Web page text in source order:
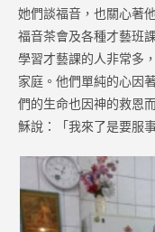
她們談福音，也關心著
福音茶會及各種才藝班
學習才藝課的人非常多
家庭。他們單純的心因
們的生命也因神的救恩
穌說：「我來了是要服